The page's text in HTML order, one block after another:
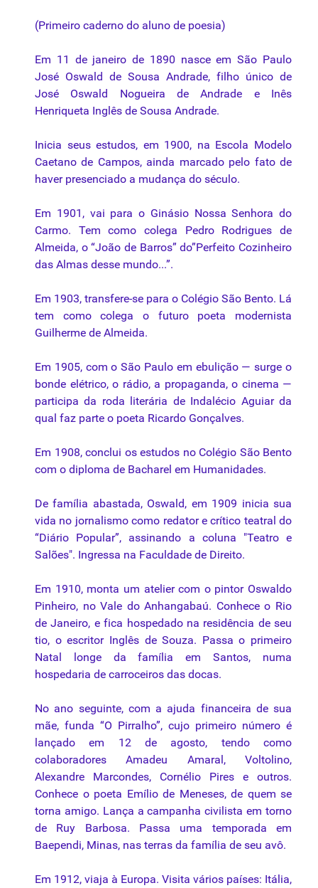
(Primeiro caderno do aluno de poesia)
Em 11 de janeiro de 1890 nasce em São Paulo
José Oswald de Sousa Andrade, filho único de
José Oswald Nogueira de Andrade e Inês
Henriqueta Inglês de Sousa Andrade.
Inicia seus estudos, em 1900, na Escola Modelo
Caetano de Campos, ainda marcado pelo fato de
haver presenciado a mudança do século.
Em 1901, vai para o Ginásio Nossa Senhora do
Carmo. Tem como colega Pedro Rodrigues de
Almeida, o “João de Barros” do”Perfeito Cozinheiro
das Almas desse mundo...”.
Em 1903, transfere-se para o Colégio São Bento. Lá
tem como colega o futuro poeta modernista
Guilherme de Almeida.
Em 1905, com o São Paulo em ebulição — surge o
bonde elétrico, o rádio, a propaganda, o cinema —
participa da roda literária de Indalécio Aguiar da
qual faz parte o poeta Ricardo Gonçalves.
Em 1908, conclui os estudos no Colégio São Bento
com o diploma de Bacharel em Humanidades.
De família abastada, Oswald, em 1909 inicia sua
vida no jornalismo como redator e crítico teatral do
“Diário Popular”, assinando a coluna "Teatro e
Salões". Ingressa na Faculdade de Direito.
Em 1910, monta um atelier com o pintor Oswaldo
Pinheiro, no Vale do Anhangabaú. Conhece o Rio
de Janeiro, e fica hospedado na residência de seu
tio, o escritor Inglês de Souza. Passa o primeiro
Natal longe da família em Santos, numa
hospedaria de carroceiros das docas.
No ano seguinte, com a ajuda financeira de sua
mãe, funda “O Pirralho”, cujo primeiro número é
lançado em 12 de agosto, tendo como
colaboradores Amadeu Amaral, Voltolino,
Alexandre Marcondes, Cornélio Pires e outros.
Conhece o poeta Emílio de Meneses, de quem se
torna amigo. Lança a campanha civilista em torno
de Ruy Barbosa. Passa uma temporada em
Baependi, Minas, nas terras da família de seu avô.
Em 1912, viaja à Europa. Visita vários países: Itália,